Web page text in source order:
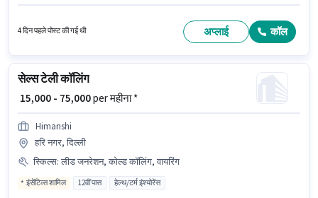
के लिए 10वीं से नीचे योग्यता वाले उम्मीदवार आवेदन कर सकते हैं।
4 दिन पहले पोस्ट की गई थी अप्लाई कॉल
सेल्स टेली कॉलिंग
₹ 15,000 - 75,000per महीना *
Himanshi
हरि नगर, दिल्ली
स्किल्स: लीड जनरेशन, कोल्ड कॉलिंग, वायरिंग
इंसेंटिव्स शामिल 12वीं पास हेल्थ/टर्म इंश्योरेंस